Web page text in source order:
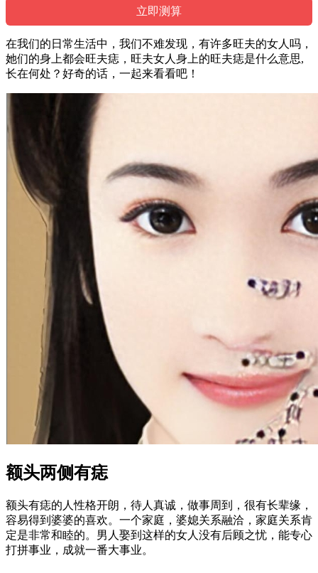
在我们的日常生活中，我们不难发现，有许多旺夫的女人吗，
她们的身上都会旺夫痣，旺夫女人身上的旺夫痣是什么意思,
长在何处？好奇的话，一起来看看吧！
额头两侧有痣
额头有痣的人性格开朗，待人真诚，做事周到，很有长辈缘，
容易得到婆婆的喜欢。一个家庭，婆媳关系融洽，家庭关系肯
定是非常和睦的。男人娶到这样的女人没有后顾之忧，能专心
打拼事业，成就一番大事业。